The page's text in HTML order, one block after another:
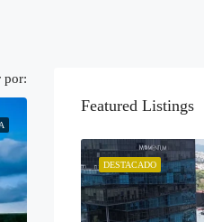
por:
Featured Listings
DESTACADO